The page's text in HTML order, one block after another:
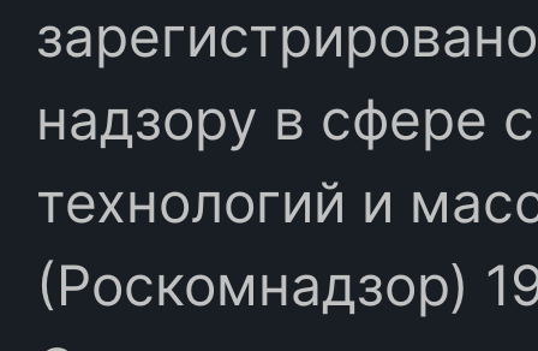
надзору в сфере
технологий и
(Роскомнадзор)